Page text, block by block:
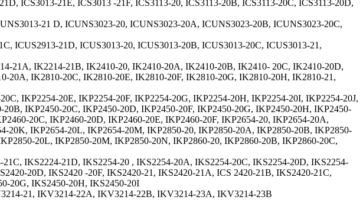
ICS3013-21E, ICS3013 -21F, ICS3113-20, ICS3113-20B, ICS3113-20C, ICS3113-20D,
21 D, ICUNS3023-20, ICUNS3023-20A, ICUNS3023-20B, ICUNS3023-20C,
ICUS2913-21D, ICUS3013-20, ICUS3013-20B, ICUS3013-20C, ICUS3013-21,
21A, IK2214-21B, IK2410-20, IK2410-20A, IK2410-20B, IK2410- 20C, IK2410-20D,
IK2810-20C, IK2810-20E, IK2810-20F, IK2810-20G, IK2810-20H, IK2810-21,
IKP2254-20E, IKP2254-20F, IKP2254-20G, IKP2254-20H, IKP2254-20I, IKP2254-20J,
IKP2450-20C, IKP2450-20D, IKP2450-20F, IKP2450-20G, IKP2450-20H, IKP2450-
20C, IKP2460-20D, IKP2460-20E, IKP2460-20F, IKP2654-20, IKP2654-20A,
20K, IKP2654-20L, IKP2654-20M, IKP2850-20, IKP2850-20A, IKP2850-20B, IKP2850-
20L, IKP2850-20M, IKP2850-20N, IKP2860-20, IKP2860-20B, IKP2860-20C,
IKS2224-21D, IKS2254-20 , IKS2254-20A, IKS2254-20C, IKS2254-20D, IKS2254-
20D, IKS2420 -20F, IKS2420-21, IKS2420-21A, ICS 2420-21B, IKS2420-21C,
20G, IKS2450-20H, IKS2450-20I
21, IKV3214-22A, IKV3214-22B, IKV3214-23A, IKV3214-23B